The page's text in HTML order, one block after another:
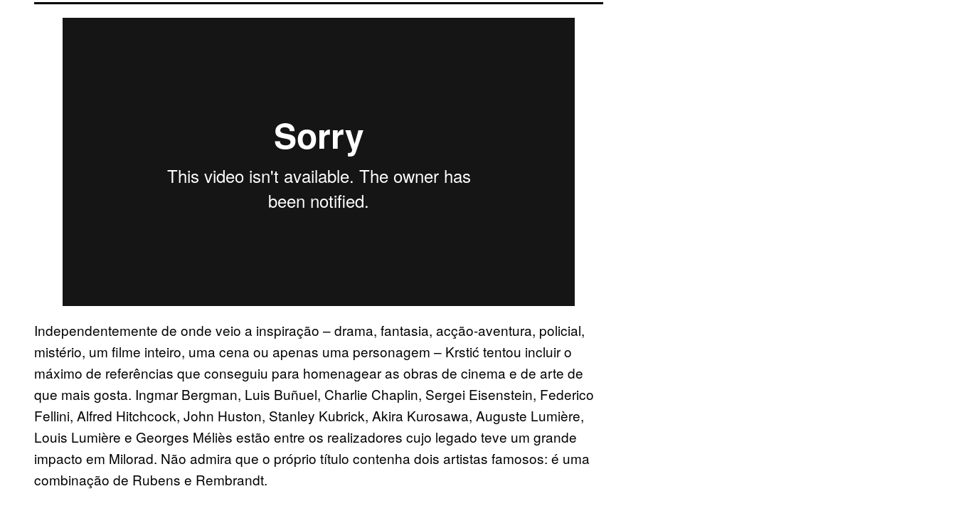
Independentemente de onde veio a inspiração – drama, fantasia, acção-aventura, policial,
mistério, um filme inteiro, uma cena ou apenas uma personagem – Krstić tentou incluir o
máximo de referências que conseguiu para homenagear as obras de cinema e de arte de
que mais gosta. Ingmar Bergman, Luis Buñuel, Charlie Chaplin, Sergei Eisenstein, Federico
Fellini, Alfred Hitchcock, John Huston, Stanley Kubrick, Akira Kurosawa, Auguste Lumière,
Louis Lumière e Georges Méliès estão entre os realizadores cujo legado teve um grande
impacto em Milorad. Não admira que o próprio título contenha dois artistas famosos: é uma
combinação de Rubens e Rembrandt.